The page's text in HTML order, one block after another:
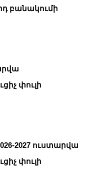
բանակումի
փուլի
2027 ուստարվա
փուլի